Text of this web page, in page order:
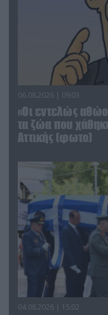
06.08.2026 | 09:03
«Οι εντελώς
τα ζώα που
Αττικής (φωτο)
04.08.2026 | 15:02